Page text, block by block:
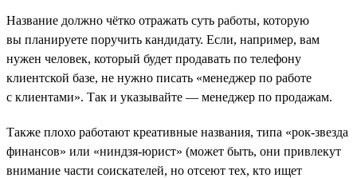
Название должно чётко отражать суть работы, которую
вы планируете поручить кандидату. Если, например, вам
нужен человек, который будет продавать по телефону
клиентской базе, не нужно писать «менеджер по работе
с клиентами». Так и указывайте — менеджер по продажам.
Также плохо работают креативные названия, типа «рок-звезда
финансов» или «ниндзя-юрист» (может быть, они привлекут
внимание части соискателей, но отсеют тех, кто ищет